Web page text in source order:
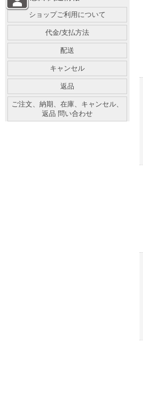
ショップご利用について
代金/支払方法
配送
キャンセル
返品
ご注文、納期、在庫、キャンセル、
返品 問い合わせ